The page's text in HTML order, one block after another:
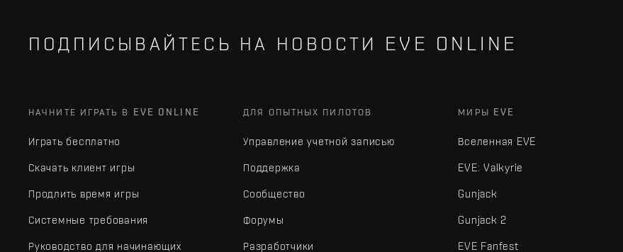
ПОДПИСЫВАЙТЕСЬ НА НОВОСТИ EVE ONLINE
НАЧНИТЕ ИГРАТЬ В EVE ONLINE
Играть бесплатно
Скачать клиент игры
Продлить время игры
Системные требования
Руководство для начинающих
ДЛЯ ОПЫТНЫХ ПИЛОТОВ
Управление учетной записью
Поддержка
Сообщество
Форумы
Разработчики
МИРЫ EVE
Вселенная EVE
EVE: Valkyrie
Gunjack
Gunjack 2
EVE Fanfest